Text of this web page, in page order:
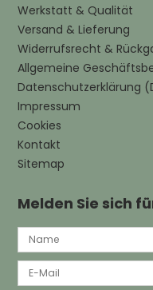
Werkstatt & Qualität
Versand & Lieferung
Widerrufsrecht &
Allgemeine
Datenschutzerklärung
Impressum
Cookies
Kontakt
Sitemap
Melden Sie sich